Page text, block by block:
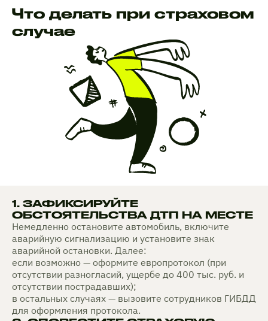
Что делать при страховом
случае
1. ЗАФИКСИРУЙТЕ
ОБСТОЯТЕЛЬСТВА ДТП НА МЕСТЕ
Немедленно остановите автомобиль, включите
аварийную сигнализацию и установите знак
аварийной остановки. Далее:
если возможно — оформите европротокол (при
отсутствии разногласий, ущербе до 400 тыс. руб. и
отсутствии пострадавших);
в остальных случаях — вызовите сотрудников ГИБДД
для оформления протокола.